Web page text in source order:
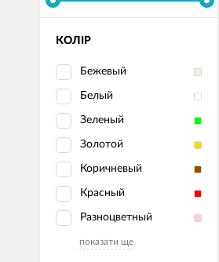
КОЛІР
Бежевый
Белый
Зеленый
Золотой
Коричневый
Красный
Разноцветный
показати ще